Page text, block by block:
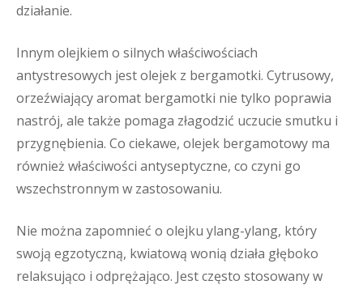
działanie.
Innym olejkiem o silnych właściwościach
antystresowych jest olejek z bergamotki. Cytrusowy,
orzeźwiający aromat bergamotki nie tylko poprawia
nastrój, ale także pomaga złagodzić uczucie smutku i
przygnębienia. Co ciekawe, olejek bergamotowy ma
również właściwości antyseptyczne, co czyni go
wszechstronnym w zastosowaniu.
Nie można zapomnieć o olejku ylang-ylang, który
swoją egzotyczną, kwiatową wonią działa głęboko
relaksująco i odprężająco. Jest często stosowany w